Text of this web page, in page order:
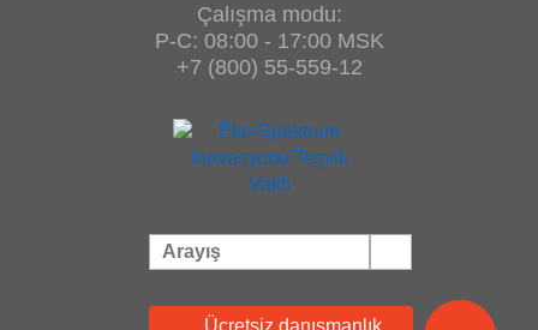
Çalışma modu:
P-C: 08:00 - 17:00 MSK
+7 (800) 55-559-12
Ücretsiz danışmanlık